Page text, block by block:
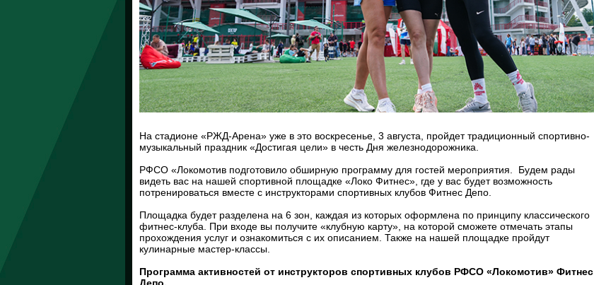
На стадионе «РЖД-Арена» уже в это воскресенье, 3 августа, пройдет традиционный спортивно-
музыкальный праздник «Достигая цели» в честь Дня железнодорожника.
РФСО «Локомотив подготовило обширную программу для гостей мероприятия. Будем рады
видеть вас на нашей спортивной площадке «Локо Фитнес», где у вас будет возможность
потренироваться вместе с инструкторами спортивных клубов Фитнес Депо.
Площадка будет разделена на 6 зон, каждая из которых оформлена по принципу классического
фитнес-клуба. При входе вы получите «клубную карту», на которой сможете отмечать этапы
прохождения услуг и ознакомиться с их описанием. Также на нашей площадке пройдут
кулинарные мастер-классы.
Программа активностей от инструкторов спортивных клубов РФСО «Локомотив» Фитнес